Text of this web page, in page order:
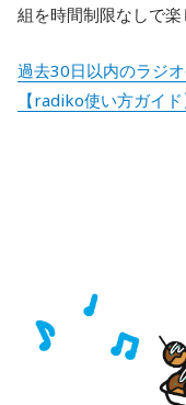
組を時間制限なしで楽
過去30日以内のラジ
【radiko使い方ガイド